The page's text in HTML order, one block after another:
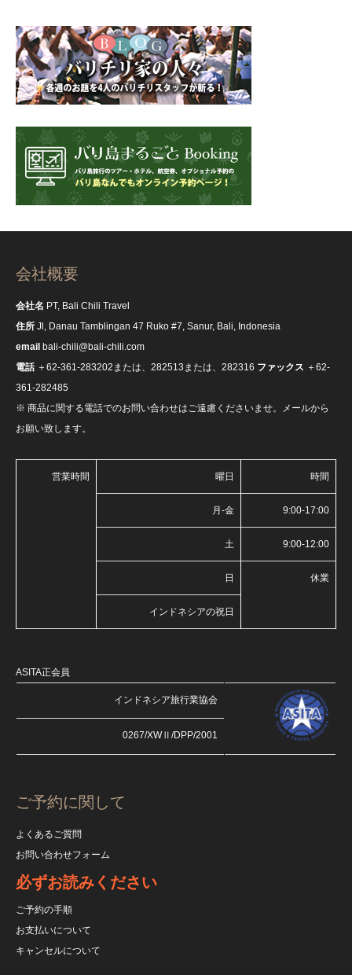
会社概要
会社名 PT, Bali Chili Travel
住所 Jl, Danau Tamblingan 47 Ruko #7, Sanur, Bali, Indonesia
email bali-chili@bali-chili.com
電話＋62-361-283202または、282513または、282316 ファックス ＋62-
361-282485
※ 商品に関する電話でのお問い合わせはご遠慮くださいませ。メールから
お願い致します。
営業時間 曜日 時間
月-金 9:00-17:00
土 9:00-12:00
日 休業
インドネシアの祝日
ASITA正会員
インドネシア旅行業協会
0267/XWⅡ/DPP/2001
ご予約に関して
よくあるご質問
お問い合わせフォーム
必ずお読みください
ご予約の手順
お支払いについて
キャンセルについて